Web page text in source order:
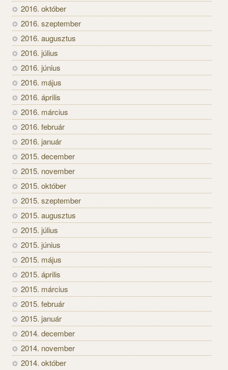
2016. október
2016. szeptember
2016. augusztus
2016. július
2016. június
2016. május
2016. április
2016. március
2016. február
2016. január
2015. december
2015. november
2015. október
2015. szeptember
2015. augusztus
2015. július
2015. június
2015. május
2015. április
2015. március
2015. február
2015. január
2014. december
2014. november
2014. október